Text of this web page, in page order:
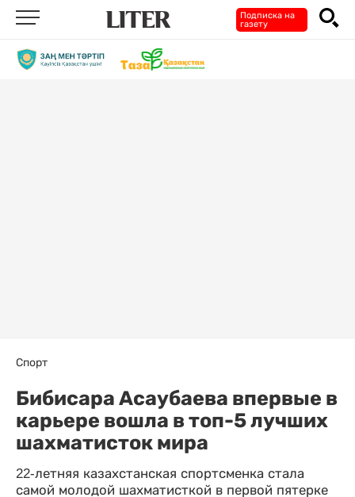
Подписка на
газету
Спорт
Бибисара Асаубаева впервые в
карьере вошла в топ-5 лучших
шахматисток мира
22-летняя казахстанская спортсменка стала
самой молодой шахматисткой в первой пятерке